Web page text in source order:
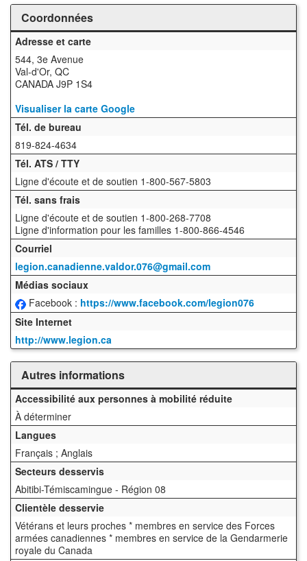
Coordonnées
Adresse et carte
544, 3e Avenue
Val-d'Or, QC
CANADA J9P 1S4
Visualiser la carte Google
Tél. de bureau
819-824-4634
Tél. ATS / TTY
Ligne d'écoute et de soutien 1-800-567-5803
Tél. sans frais
Ligne d'écoute et de soutien 1-800-268-7708
Ligne d'information pour les familles 1-800-866-4546
Courriel
legion.canadienne.valdor.076@gmail.com
Médias sociaux
Facebook : https://www.facebook.com/legion076
Site Internet
http://www.legion.ca
Autres informations
Accessibilité aux personnes à mobilité réduite
À déterminer
Langues
Français ; Anglais
Secteurs desservis
Abitibi-Témiscamingue - Région 08
Clientèle desservie
Vétérans et leurs proches * membres en service des Forces
armées canadiennes * membres en service de la Gendarmerie
royale du Canada